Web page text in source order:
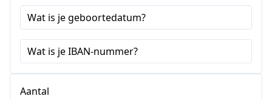
Wat is je geboortedatum?
Wat is je IBAN-nummer?
Aantal